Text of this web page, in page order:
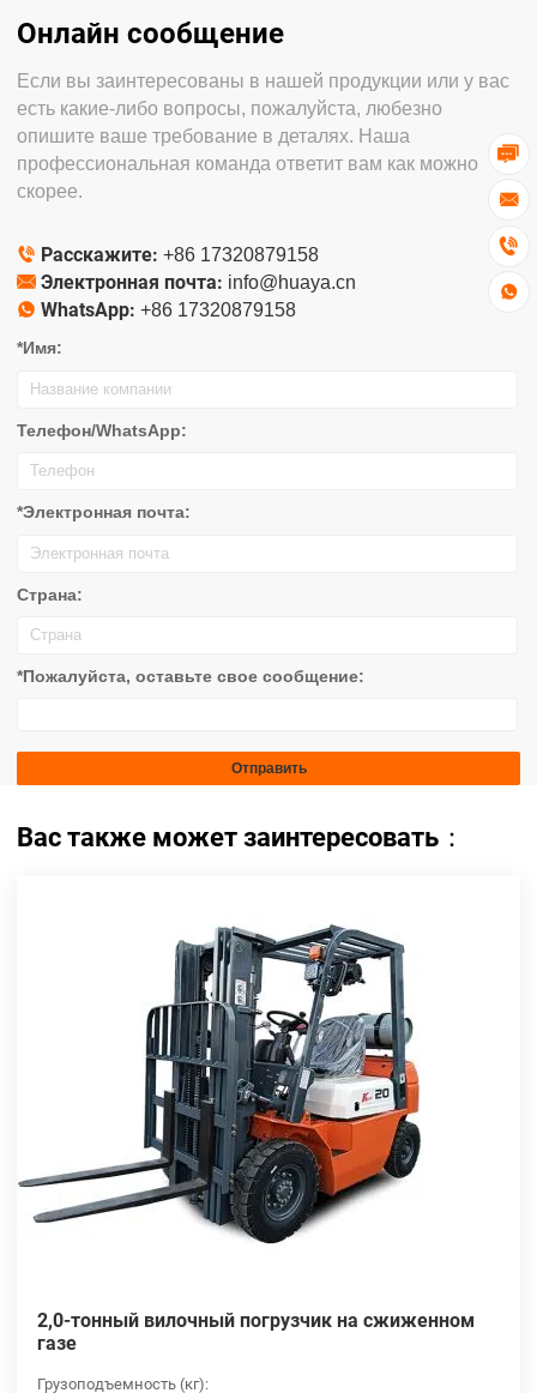




Онлайн сообщение
Если вы заинтересованы в нашей продукции или у вас
есть какие-либо вопросы, пожалуйста, любезно
опишите ваше требование в деталях. Наша
профессиональная команда ответит вам как можно
скорее.
 Расскажите: +86 17320879158
 Электронная почта: info@huaya.cn
 WhatsApp: +86 17320879158
*Имя:
Телефон/WhatsApp:
*Электронная почта:
Страна:
*Пожалуйста, оставьте свое сообщение:
Вас также может заинтересовать：
2,0-тонный вилочный погрузчик на сжиженном
газе
Грузоподъемность (кг):